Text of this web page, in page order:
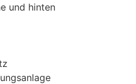
und hinten